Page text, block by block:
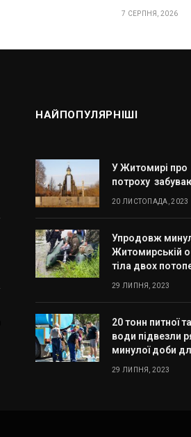
7 СЕРПНЯ, 2026
НАЙПОПУЛЯРНІШІ
У Житомирі про
потроху
20 ЛИСТОПАДА, 2023
Упродовж
Житомирській
тіла двох
29 ЛИПНЯ, 2023
20 тонн питної
води підвезли
минулої доби
29 ЛИПНЯ, 2023